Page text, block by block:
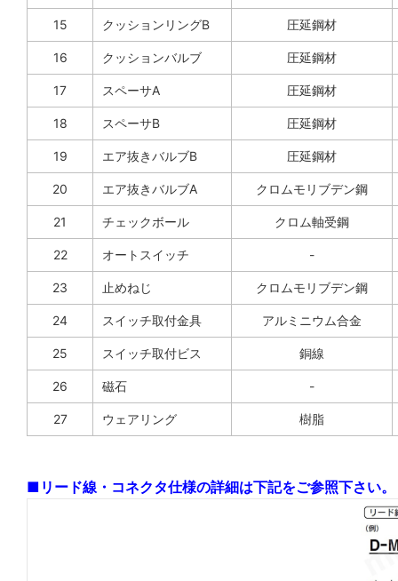
15 クッションリングB 圧延鋼材
16 クッションバルブ 圧延鋼材
17 スペーサA 圧延鋼材
18 スペーサB 圧延鋼材
19 エア抜きバルブB 圧延鋼材
20 エア抜きバルブA クロムモリブデン鋼
21 チェックボール クロム軸受鋼
22 オートスイッチ -
23 止めねじ クロムモリブデン鋼
24 スイッチ取付金具 アルミニウム合金
25 スイッチ取付ビス 銅線
26 磁石 -
27 ウェアリング 樹脂
■リード線・コネクタ仕様の詳細は下記をご参照下さい。